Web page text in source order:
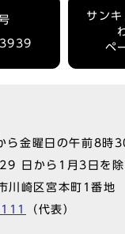
サン
ペ
ら金曜日の午前8時
日から1月3日を除
崎区宮本町1番地
（代表）